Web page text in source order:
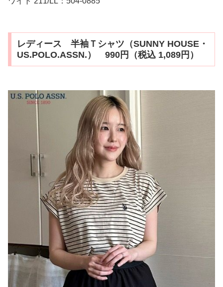
レディース 半袖Ｔシャツ（SUNNY HOUSE・
US.POLO.ASSN.） 990円（税込 1,089円）